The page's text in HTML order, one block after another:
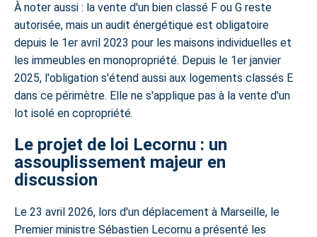
À noter aussi : la vente d'un bien classé F ou G reste
autorisée, mais un audit énergétique est obligatoire
depuis le 1er avril 2023 pour les maisons individuelles et
les immeubles en monopropriété. Depuis le 1er janvier
2025, l'obligation s'étend aussi aux logements classés E
dans ce périmètre. Elle ne s'applique pas à la vente d'un
lot isolé en copropriété.
Le projet de loi Lecornu : un
assouplissement majeur en
discussion
Le 23 avril 2026, lors d'un déplacement à Marseille, le
Premier ministre Sébastien Lecornu a présenté les